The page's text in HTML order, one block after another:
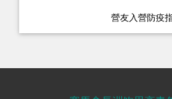
營友入營防疫